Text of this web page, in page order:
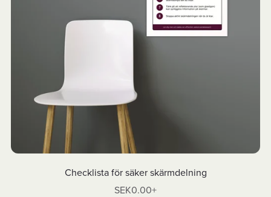
Checklista för säker skärmdelning
SEK0.00+